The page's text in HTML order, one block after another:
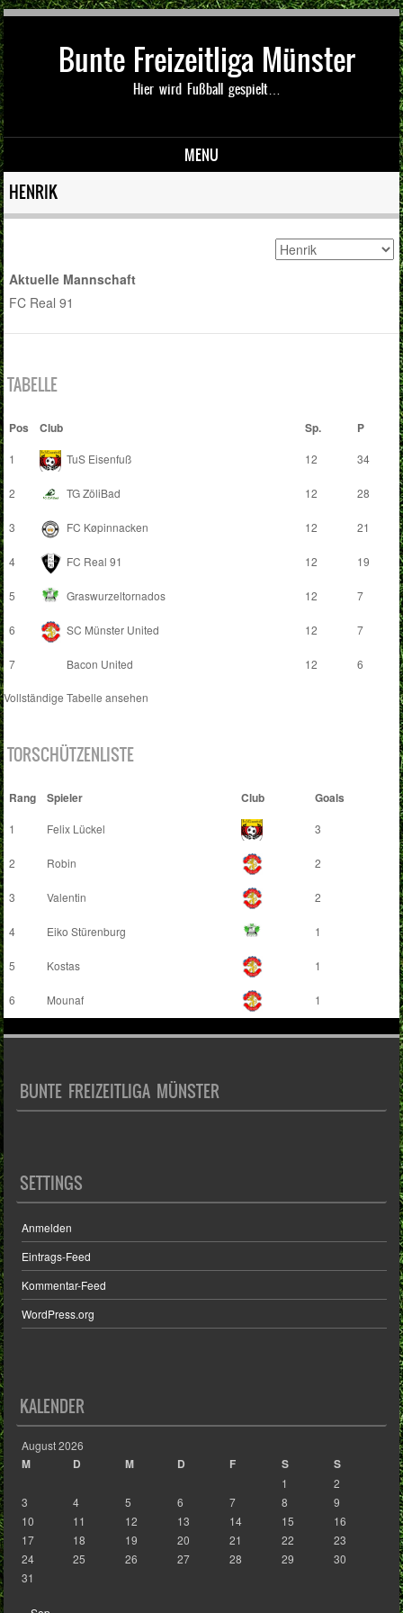
Bunte Freizeitliga Münster
Hier wird Fußball gespielt…
MENU
Skip to content
HENRIK
Aktuelle Mannschaft
FC Real 91
TABELLE
Pos Club Sp. P
1 TuS Eisenfuß 12 34
2 TG ZöliBad 12 28
3 FC Køpinnacken 12 21
4 FC Real 91 12 19
5 Graswurzeltornados 12 7
6 SC Münster United 12 7
7 Bacon United 12 6
Vollständige Tabelle ansehen
TORSCHÜTZENLISTE
Rang Spieler Club Goals
1 Felix Lückel 3
2 Robin 2
3 Valentin 2
4 Eiko Stürenburg 1
5 Kostas 1
6 Mounaf 1
BUNTE FREIZEITLIGA MÜNSTER
SETTINGS
Anmelden
Eintrags-Feed
Kommentar-Feed
WordPress.org
KALENDER
August 2026
M D M D F S S
1
2
3
4 5 6 7 8
9
10
11 12 13 14 15
16
17
18 19 20 21 22
23
24
25 26 27 28 29
30
31